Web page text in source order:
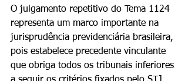
O julgamento repetitivo do Tema 1124
representa um marco importante na
jurisprudência previdenciária brasileira,
pois estabelece precedente vinculante
que obriga todos os tribunais inferiores